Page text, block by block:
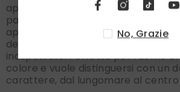
appesantirlo. La base verde,
pattern geometrico "a spiga"
appeal fresco e strutturato, ma è il
delle balze viola e fucsia a regalare
inaspettato. Perfetta per l'uomo
colore e vuole distinguersi con un
carattere, dal lungomare al
No, Grazie